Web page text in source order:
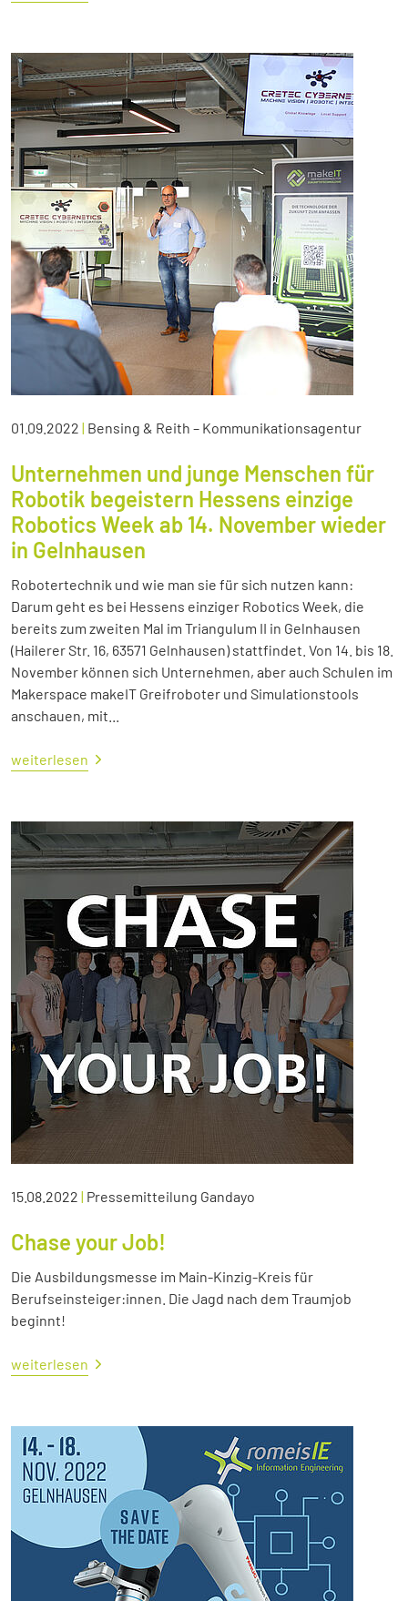
01.09.2022 | Bensing & Reith – Kommunikationsagentur
Unternehmen und junge Menschen für
Robotik begeistern Hessens einzige
Robotics Week ab 14. November wieder
in Gelnhausen
Robotertechnik und wie man sie für sich nutzen kann:
Darum geht es bei Hessens einziger Robotics Week, die
bereits zum zweiten Mal im Triangulum II in Gelnhausen
(Hailerer Str. 16, 63571 Gelnhausen) stattfindet. Von 14. bis 18.
November können sich Unternehmen, aber auch Schulen im
Makerspace makeIT Greifroboter und Simulationstools
anschauen, mit...
weiterlesen
15.08.2022 | Pressemitteilung Gandayo
Chase your Job!
Die Ausbildungsmesse im Main-Kinzig-Kreis für
Berufseinsteiger:innen. Die Jagd nach dem Traumjob
beginnt!
weiterlesen